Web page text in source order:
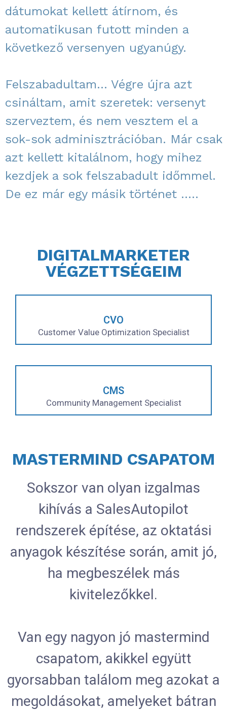
dátumokat kellett átírnom, és
automatikusan futott minden a
következő versenyen ugyanúgy.
Felszabadultam… Végre újra azt
csináltam, amit szeretek: versenyt
szerveztem, és nem vesztem el a
sok-sok adminisztrációban. Már csak
azt kellett kitalálnom, hogy mihez
kezdjek a sok felszabadult időmmel.
De ez már egy másik történet …..
DIGITALMARKETER
VÉGZETTSÉGEIM
CVO
Customer Value Optimization Specialist
CMS
Community Management Specialist
MASTERMIND CSAPATOM
Sokszor van olyan izgalmas
kihívás a SalesAutopilot
rendszerek építése, az oktatási
anyagok készítése során, amit jó,
ha megbeszélek más
kivitelezőkkel.
Van egy nagyon jó mastermind
csapatom, akikkel együtt
gyorsabban találom meg azokat a
megoldásokat, amelyeket bátran